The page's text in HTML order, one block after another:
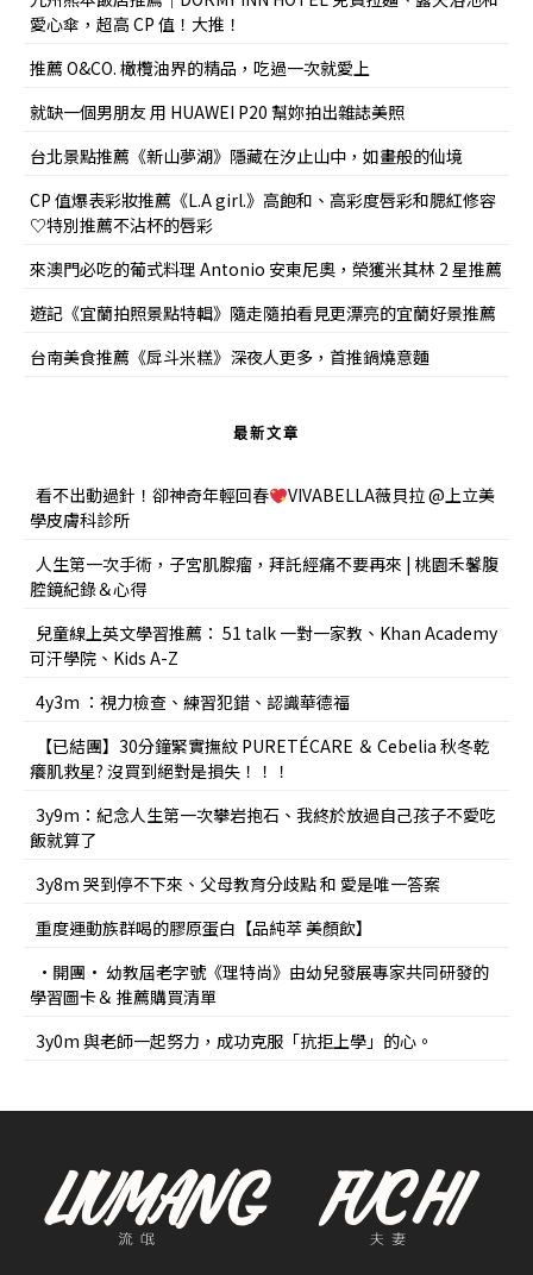
愛心傘，超高 CP 值！大推！
推薦 O&CO. 橄欖油界的精品，吃過一次就愛上
就缺一個男朋友 用 HUAWEI P20 幫妳拍出雜誌美照
台北景點推薦《新山夢湖》隱藏在汐止山中，如畫般的仙境
CP 值爆表彩妝推薦《L.A girl.》高飽和、高彩度唇彩和腮紅修容
♡特別推薦不沾杯的唇彩
來澳門必吃的葡式料理 Antonio 安東尼奧，榮獲米其林 2 星推薦
遊記《宜蘭拍照景點特輯》隨走隨拍看見更漂亮的宜蘭好景推薦
台南美食推薦《戽斗米糕》深夜人更多，首推鍋燒意麵
最新文章
看不出動過針！卻神奇年輕回春
VIVABELLA薇貝拉 @上立美
學皮膚科診所
人生第一次手術，子宮肌腺瘤，拜託經痛不要再來 | 桃園禾馨腹
腔鏡紀錄＆心得
兒童線上英文學習推薦： 51 talk 一對一家教、Khan Academy
可汗學院、Kids A-Z
4y3m ：視力檢查、練習犯錯、認識華德福
【已結團】30分鐘緊實撫紋 PURETÉCARE ＆ Cebelia 秋冬乾
癢肌救星? 沒買到絕對是損失！！！
3y9m：紀念人生第一次攀岩抱石、我終於放過自己孩子不愛吃
飯就算了
3y8m 哭到停不下來、父母教育分歧點 和 愛是唯一答案
重度運動族群喝的膠原蛋白【品純萃 美顏飲】
•開團• 幼教屆老字號《理特尚》由幼兒發展專家共同研發的
學習圖卡＆ 推薦購買清單
3y0m 與老師一起努力，成功克服「抗拒上學」的心。